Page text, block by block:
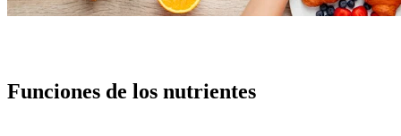
Funciones de los nutrientes